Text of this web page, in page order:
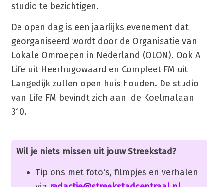
studio te bezichtigen.
De open dag is een jaarlijks evenement dat
georganiseerd wordt door de Organisatie van
Lokale Omroepen in Nederland (OLON). Ook A
Life uit Heerhugowaard en Compleet FM uit
Langedijk zullen open huis houden. De studio
van Life FM bevindt zich aan de Koelmalaan
310.
Wil je niets missen uit jouw Streekstad?
Tip ons met foto's, filmpjes en verhalen